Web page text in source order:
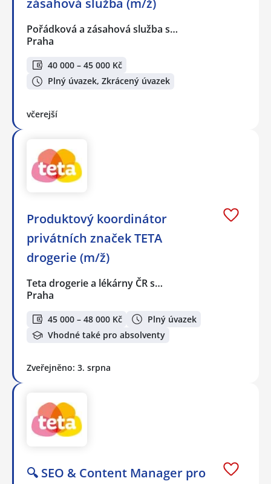
zásahová služba (m/ž)
Pořádková a zásahová služba s…
Praha
40 000 – 45 000 Kč
Plný úvazek, Zkrácený úvazek
včerejší
Produktový koordinátor
privátních značek TETA
drogerie (m/ž)
Teta drogerie a lékárny ČR s…
Praha
45 000 – 48 000 Kč
Plný úvazek
Vhodné také pro absolventy
Zveřejněno: 3. srpna
🔍 SEO & Content Manager pro